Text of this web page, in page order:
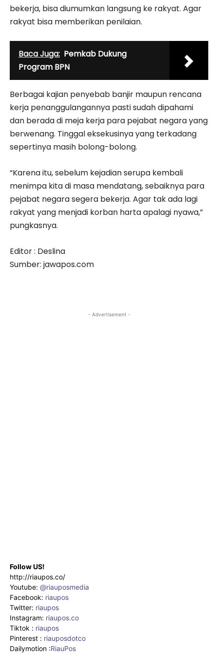
bekerja, bisa diumumkan langsung ke rakyat. Agar
rakyat bisa memberikan penilaian.
Baca Juga: Pemkab Dukung
Program BPN
Berbagai kajian penyebab banjir maupun rencana
kerja penanggulangannya pasti sudah dipahami
dan berada di meja kerja para pejabat negara yang
berwenang. Tinggal eksekusinya yang terkadang
sepertinya masih bolong-bolong.
“Karena itu, sebelum kejadian serupa kembali
menimpa kita di masa mendatang, sebaiknya para
pejabat negara segera bekerja. Agar tak ada lagi
rakyat yang menjadi korban harta apalagi nyawa,”
pungkasnya.
Editor : Deslina
Sumber: jawapos.com
- Advertisement -
Follow US!
http://riaupos.co/
Youtube: @riauposmedia
Facebook: riaupos
Twitter: riaupos
Instagram: riaupos.co
Tiktok : riaupos
Pinterest : riauposdotco
Dailymotion :RiauPos